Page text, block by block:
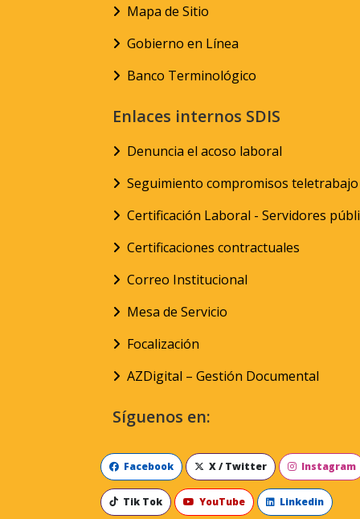
Mapa de Sitio
Gobierno en Línea
Banco Terminológico
Enlaces internos SDIS
Denuncia el acoso laboral
Seguimiento compromisos teletrabajo
Certificación Laboral - Servidores
Certificaciones contractuales
Correo Institucional
Mesa de Servicio
Focalización
AZDigital – Gestión Documental
Síguenos en:
Facebook X / Twitter Instagram
Tik Tok YouTube Linkedin